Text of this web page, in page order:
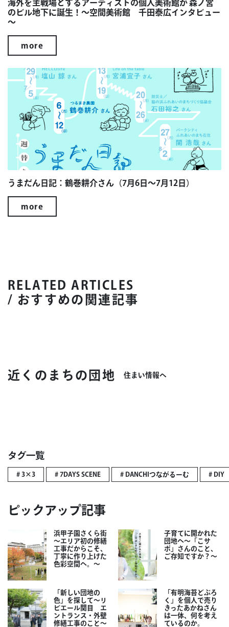
海外を主戦場とするアーティストの個人美術館が 森ノ宮
のビル地下に誕生！～空間美術館 千田泰広インタビュー
～
more
うまだん日記：鶴巻耕介さん（7月6日～7月12日）
more
RELATED ARTICLES
/ おすすめの関連記事
近くのまちの団地 住まい情報へ
タグ一覧
# 3×3 # 7DAYS SCENE # DANCHIつながるーむ # DIY
ピックアップ記事
浜甲子園さくら街
～エリア初の修繕
工事だからこそ、
丁寧に作り上げた
色彩空間へ。～
子育てに開かれた
団地へ～「こサ
ポ」さんのこと、
ご存知ですか？～
「新しい団地の
色」を探して～リ
ビエール関目 エ
ントランス・外壁
修繕工事のこと～
「有明海苔どぶろ
く」を個人で売り
きったあかねさん
は一体、何を考え
ているのか。